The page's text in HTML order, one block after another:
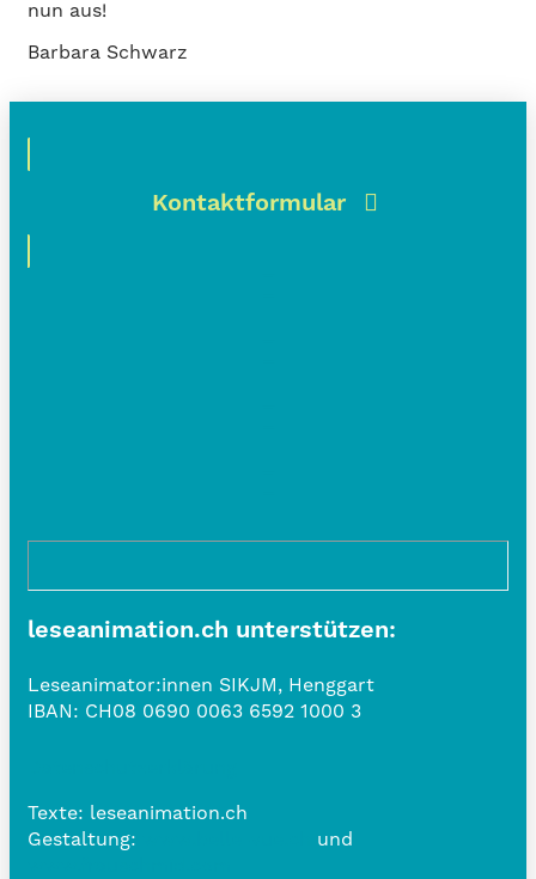
nun aus!
Barbara Schwarz
Kontaktformular
leseanimation.ch unterstützen:
Leseanimator:innen SIKJM, Henggart
IBAN: CH08 0690 0063 6592 1000 3
Texte: leseanimation.ch
Gestaltung:
und